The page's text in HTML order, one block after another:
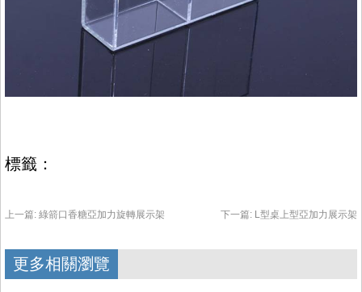
標籤：
上一篇: 綠箭口香糖亞加力旋轉展示架 下一篇: L型桌上型亞加力展示架
更多相關瀏覽